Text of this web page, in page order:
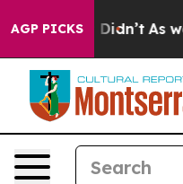
AGP PICKS
it Didn’t As war